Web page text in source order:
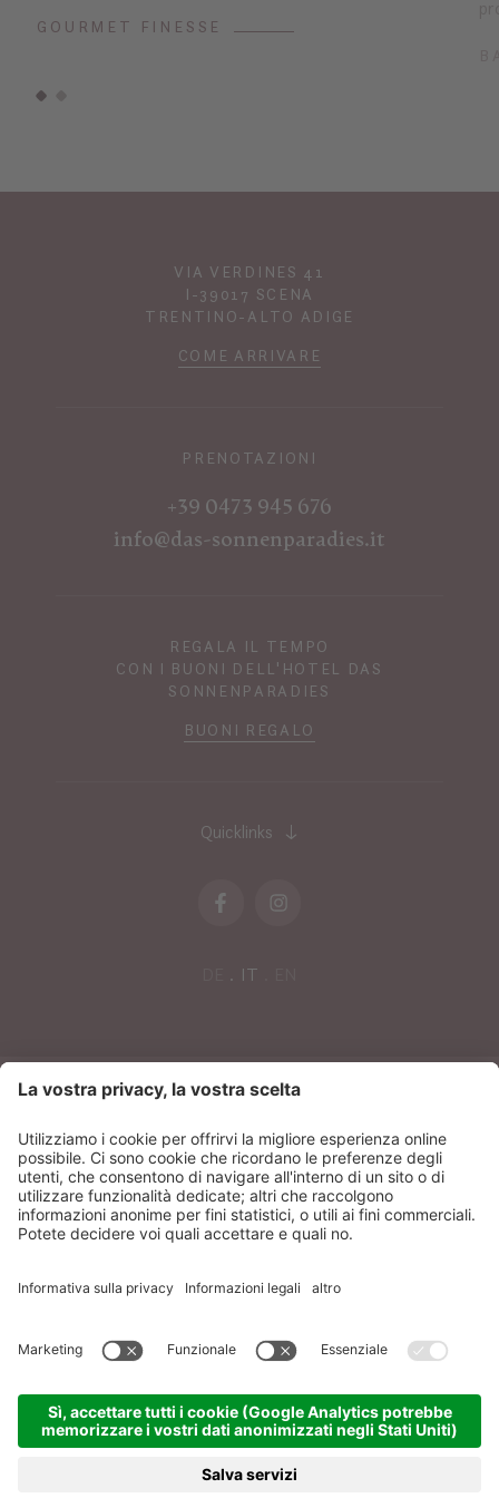
GOURMET FINESSE
VIA VERDINES 41
I-39017 SCENA
TRENTINO-ALTO ADIGE
COME ARRIVARE
PRENOTAZIONI
+39 0473 945 676
info@das-sonnenparadies.it
REGALA IL TEMPO
CON I BUONI DELL'HOTEL DAS
SONNENPARADIES
BUONI REGALO
Quicklinks
IT
NEWSLETTER
Sonnenparadies Srl
CIN: IT021087A17N8GM3N7
accessibilità
Impostazioni dei cookies
produced by